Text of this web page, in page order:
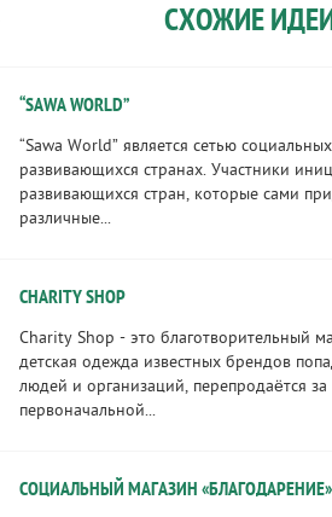
СХОЖИЕ
“SAWA WORLD”
“Sawa World” является сетью
развивающихся странах. Участники
развивающихся стран, которые сами
различные...
CHARITY SHOP
Charity Shop - это благотворительный
детская одежда известных брендов
людей и организаций, перепродаётся
первоначальной...
СОЦИАЛЬНЫЙ МАГАЗИН «БЛАГОДАРЕНИЕ»